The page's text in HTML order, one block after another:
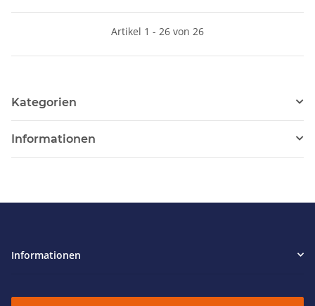
Artikel 1 - 26 von 26
Kategorien
Informationen
Informationen